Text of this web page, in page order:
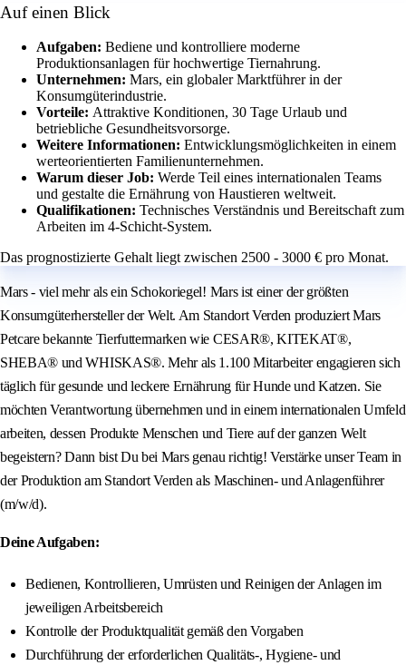
Auf einen Blick
Aufgaben: Bediene und kontrolliere moderne
Produktionsanlagen für hochwertige Tiernahrung.
Unternehmen: Mars, ein globaler Marktführer in der
Konsumgüterindustrie.
Vorteile: Attraktive Konditionen, 30 Tage Urlaub und
betriebliche Gesundheitsvorsorge.
Weitere Informationen: Entwicklungsmöglichkeiten in einem
werteorientierten Familienunternehmen.
Warum dieser Job: Werde Teil eines internationalen Teams
und gestalte die Ernährung von Haustieren weltweit.
Qualifikationen: Technisches Verständnis und Bereitschaft zum
Arbeiten im 4-Schicht-System.
Das prognostizierte Gehalt liegt zwischen 2500 - 3000 € pro Monat.
Mars - viel mehr als ein Schokoriegel! Mars ist einer der größten
Konsumgüterhersteller der Welt. Am Standort Verden produziert Mars
Petcare bekannte Tierfuttermarken wie CESAR®, KITEKAT®,
SHEBA® und WHISKAS®. Mehr als 1.100 Mitarbeiter engagieren sich
täglich für gesunde und leckere Ernährung für Hunde und Katzen. Sie
möchten Verantwortung übernehmen und in einem internationalen Umfeld
arbeiten, dessen Produkte Menschen und Tiere auf der ganzen Welt
begeistern? Dann bist Du bei Mars genau richtig! Verstärke unser Team in
der Produktion am Standort Verden als Maschinen- und Anlagenführer
(m/w/d).
Deine Aufgaben:
Bedienen, Kontrollieren, Umrüsten und Reinigen der Anlagen im
jeweiligen Arbeitsbereich
Kontrolle der Produktqualität gemäß den Vorgaben
Durchführung der erforderlichen Qualitäts-, Hygiene- und